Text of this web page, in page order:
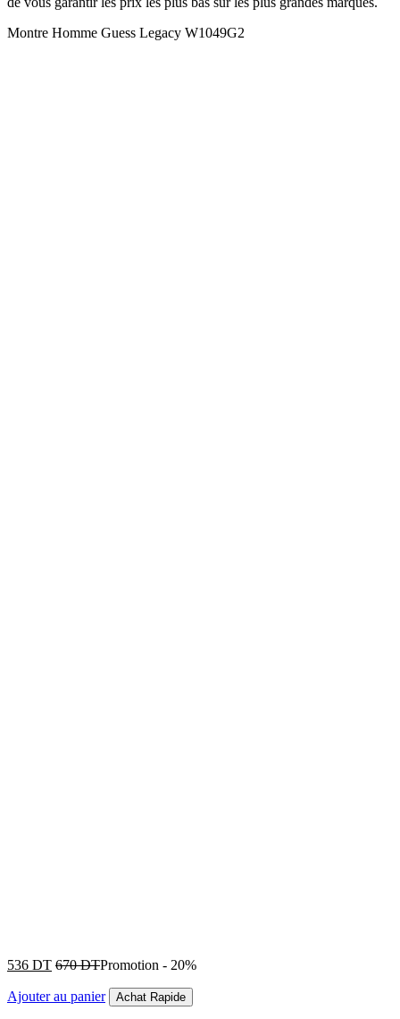
Montre Homme Guess Legacy W1049G2
536 DT 670DTPromotion - 20%
Ajouter au panier Achat Rapide